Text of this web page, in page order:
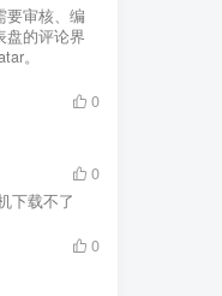
要审核、编
盘的评论界
。
0
0
下载不了
0